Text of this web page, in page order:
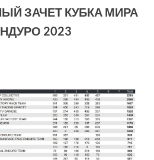
ЗАЧЕТ КУБКА МИРА
2023